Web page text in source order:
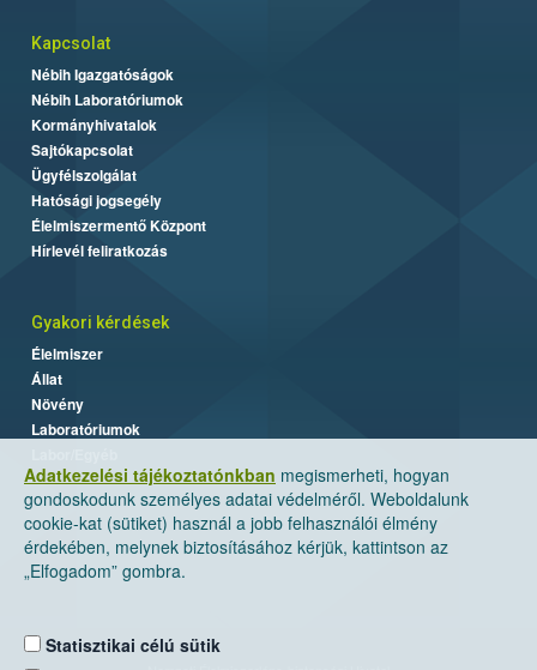
Adatkezelési tájékoztatónkban megismerheti, hogyan
gondoskodunk személyes adatai védelméről. Weboldalunk
cookie-kat (sütiket) használ a jobb felhasználói élmény
érdekében, melynek biztosításához kérjük, kattintson az
„Elfogadom” gombra.
Statisztikai célú sütik
Kapcsolat
Nébih Igazgatóságok
Nébih Laboratóriumok
Kormányhivatalok
Sajtókapcsolat
Ügyfélszolgálat
Hatósági jogsegély
Élelmiszermentő Központ
Hírlevél feliratkozás
Gyakori kérdések
Élelmiszer
Állat
Növény
Laboratóriumok